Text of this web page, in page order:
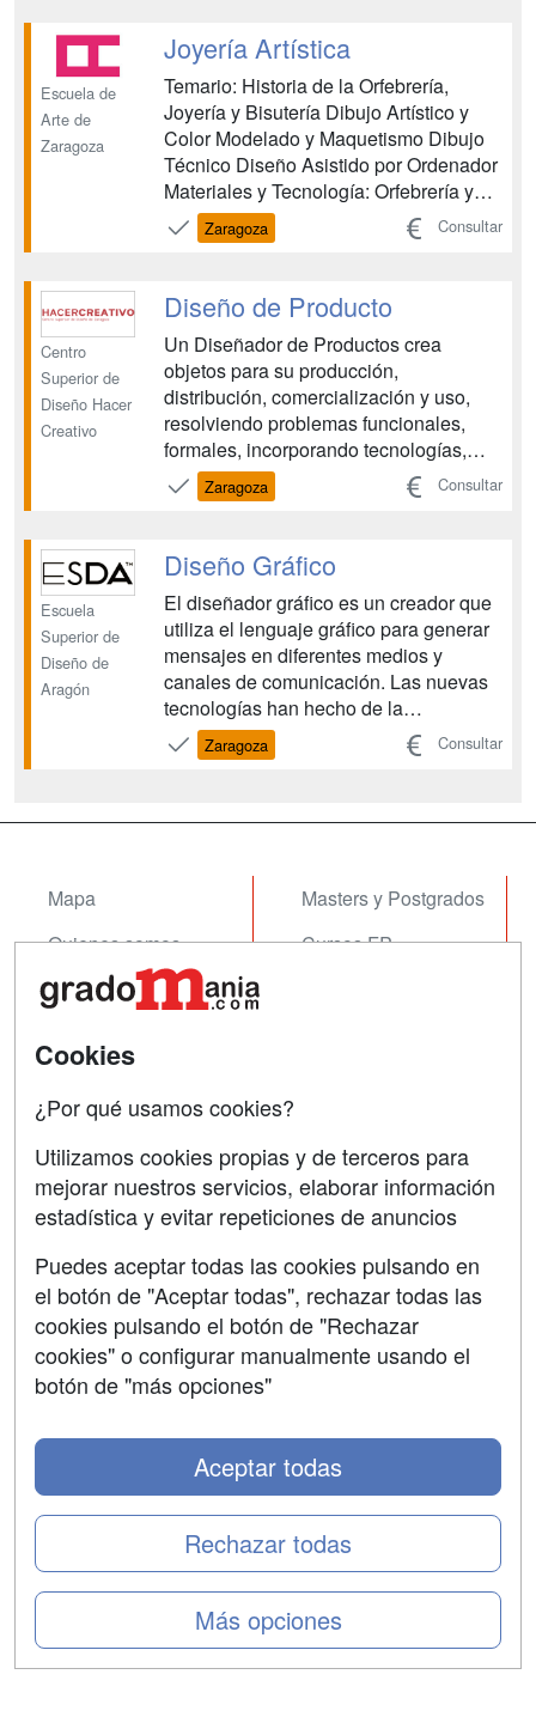
Grabado Taller de Litografía Taller de
Serigrafía Idioma Extranjero Formación
y Or...
Escuela de
Arte de
Zaragoza
Joyería Artística
Temario: Historia de la Orfebrería,
Joyería y Bisutería Dibujo Artístico y
Color Modelado y Maquetismo Dibujo
Técnico Diseño Asistido por Ordenador
Materiales y Tecnología: Orfebrería y
Joyería Audiovisuales Idioma
Extranjero Proyectos de Joyería Taller
Laboral Suma Formación práctica en
empresas, estudios o ta...
Zaragoza Consultar
Centro
Superior de
Diseño Hacer
Creativo
Diseño de Producto
Un Diseñador de Productos crea
objetos para su producción,
distribución, comercialización y uso,
resolviendo problemas funcionales,
formales, incorporando tecnologías,
utilizando nuevos materiales, con
avanzados sistemas de producción. El
productos para la industria e interviene
fundamentalmente durante la fa...
Zaragoza Consultar
Escuela
Superior de
Diseño de
Aragón
Diseño Gráfico
El diseñador gráfico es un creador que
utiliza el lenguaje gráfico para generar
mensajes en diferentes medios y
canales de comunicación. Las nuevas
tecnologías han hecho de la
comunicación visual un componente
imprescindible en el mundo actual y el
Zaragoza Consultar
Mapa
Quienes somos
Tarifas publicidad
Masters y Postgrados
Cursos FP
Contactar
Confidencialidad
Copyleft
SÍGUENOS EN:
Cookies
¿Por qué usamos cookies?
Utilizamos cookies propias y de terceros para
mejorar nuestros servicios, elaborar información
estadística y evitar repeticiones de anuncios
Puedes aceptar todas las cookies pulsando en
el botón de "Aceptar todas", rechazar todas las
cookies pulsando el botón de "Rechazar
cookies" o configurar manualmente usando el
botón de "más opciones"
Más opciones
Rechazar todas
Aceptar todas